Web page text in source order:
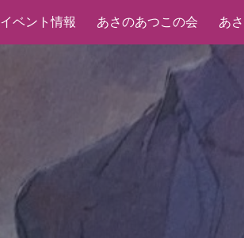
Skip to
イベント情報 あさのあつこの会 あ